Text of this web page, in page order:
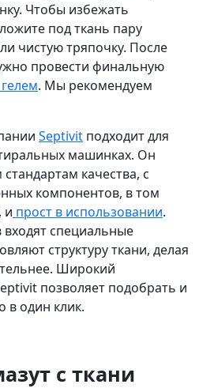
Чтобы избежать
под ткань пару
чистую тряпочку. После
провести финальную
. Мы рекомендуем
Septivit подходит для
машинках. Он
качества, с
компонентов, в том
и прост в использовании.
специальные
структуру ткани, делая
Широкий
позволяет подобрать и
в один клик.
с ткани